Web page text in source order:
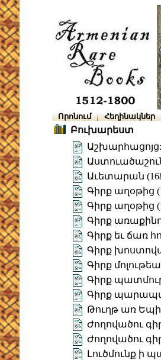
Որոնում Հեղինակներ
Բուխարեստ
Աւետարան
Գիրք աղօթից
Գիրք աղօթից
Գիրք
Գիրք եւ ճառ
Գիրք
Գիրք
Գիրք
Գիրք
Թուղթ առ
Ժողովածու
Ժողովածու
Լուծմունք ի